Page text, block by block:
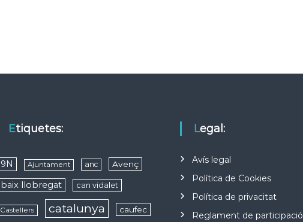
Etiquetes:
9N Ajuntament anc Avenç
baix llobregat can vidalet
Castellers catalunya caufec
Legal:
Avís legal
Política de Cookies
Política de privacitat
Reglament de participació